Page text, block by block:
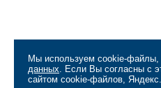
Мы используем cookie-файлы,
данных. Если Вы согласны с
сайтом cookie-файлов,